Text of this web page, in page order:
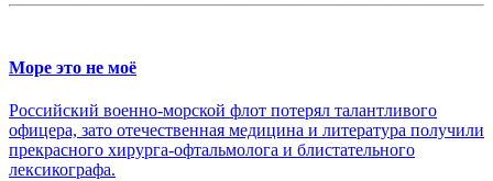
Море это не моё
Российский военно-морской флот потерял талантливого
офицера, зато отечественная медицина и литература получили
прекрасного хирурга-офтальмолога и блистательного
лексикографа.